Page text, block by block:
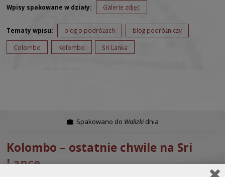
Wpisy spakowane w działy: Galerie zdjęć
Tematy wpisu: blog o podróżach blog podróżniczy
Colombo Kolombo Sri Lanka
Spakowano do Walizkidnia
Kolombo – ostatnie chwile na Sri
Lance.